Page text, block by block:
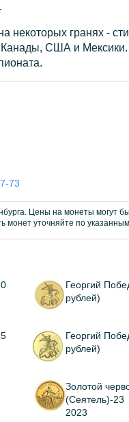
некоторых гранях -
Канады, США и
73
Цены на монеты могут
монет уточняйте по
Георгий
рублей)
Георгий
рублей)
Золотой
(Сеятель)-23
2023